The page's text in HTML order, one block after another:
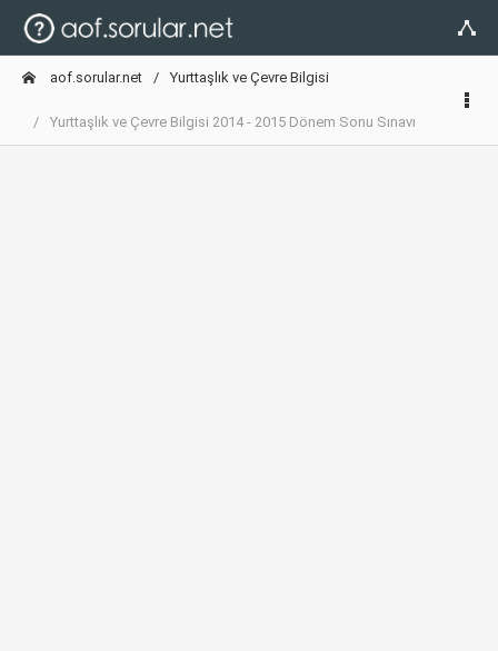
aof.sorular.net Yurttaşlık ve Çevre Bilgisi
Yurttaşlık ve Çevre Bilgisi 2014 - 2015 Dönem Sonu Sınavı